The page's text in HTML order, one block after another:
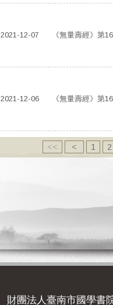
2021-12-07 《無量壽經》第
2021-12-06 《無量壽經》第
<< < 1 2
財團法人臺南市國學書